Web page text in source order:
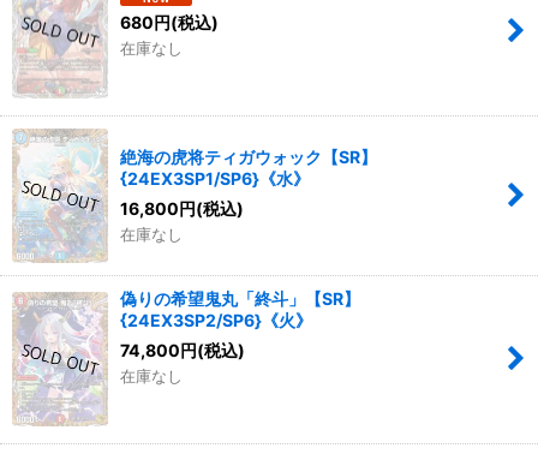
680円(税込)
在庫なし
絶海の虎将ティガウォック【SR】
{24EX3SP1/SP6}《水》
16,800円(税込)
在庫なし
偽りの希望鬼丸「終斗」【SR】
{24EX3SP2/SP6}《火》
74,800円(税込)
在庫なし